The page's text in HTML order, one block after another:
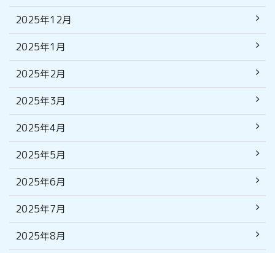
2025年12月
2025年1月
2025年2月
2025年3月
2025年4月
2025年5月
2025年6月
2025年7月
2025年8月